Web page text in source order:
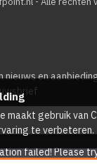
en
failed! Please
maakt gebruik van
te verbeteren.